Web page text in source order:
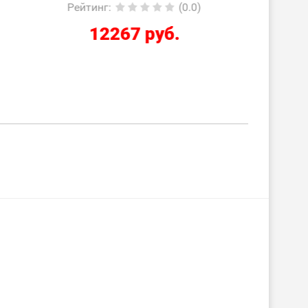
Рейтинг: (0.0)
2210 руб.